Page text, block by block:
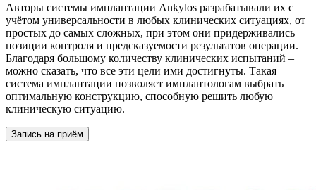
Авторы системы имплантации Ankylos разрабатывали их с
учётом универсальности в любых клинических ситуациях, от
простых до самых сложных, при этом они придерживались
позиции контроля и предсказуемости результатов операции.
Благодаря большому количеству клинических испытаний –
можно сказать, что все эти цели ими достигнуты. Такая
система имплантации позволяет имплантологам выбрать
оптимальную конструкцию, способную решить любую
клиническую ситуацию.
Запись на приём